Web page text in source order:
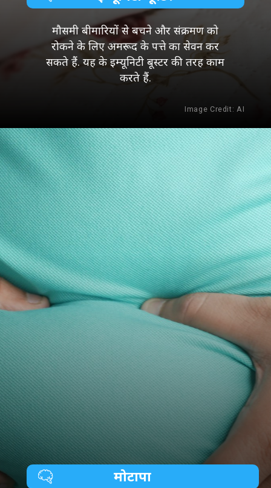
मौसमी बीमारियों से बचने और संक्रमण को
रोकने के लिए अमरूद के पत्ते का सेवन कर
सकते हैं. यह के इम्यूनिटी बूस्टर की तरह काम
करते हैं.
Image Credit: AI
मोटापा